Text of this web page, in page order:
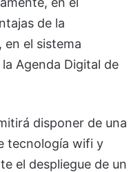
de la
en el sistema
Agenda Digital de
disponer de una
tecnología wifi y
el despliegue de un